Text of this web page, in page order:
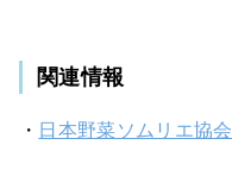
関連情報
・ 日本野菜ソムリエ協会